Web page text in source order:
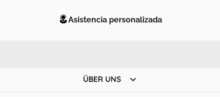
Asistencia personalizada
ÜBER UNS 